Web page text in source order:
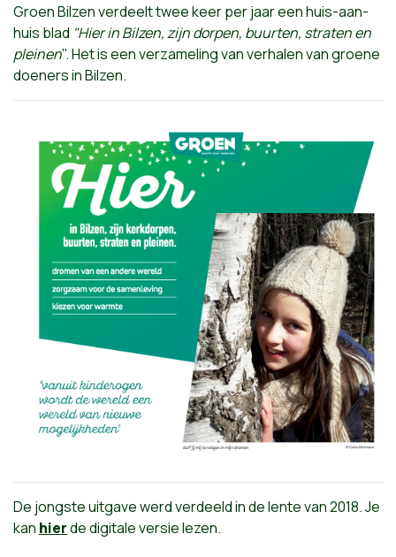
Groen Bilzen verdeelt twee keer per jaar een huis-aan-
huis blad "Hier in Bilzen, zijn dorpen, buurten, straten en
pleinen". Het is een verzameling van verhalen van groene
doeners in Bilzen.
De jongste uitgave werd verdeeld in de lente van 2018. Je
kan hierde digitale versie lezen.